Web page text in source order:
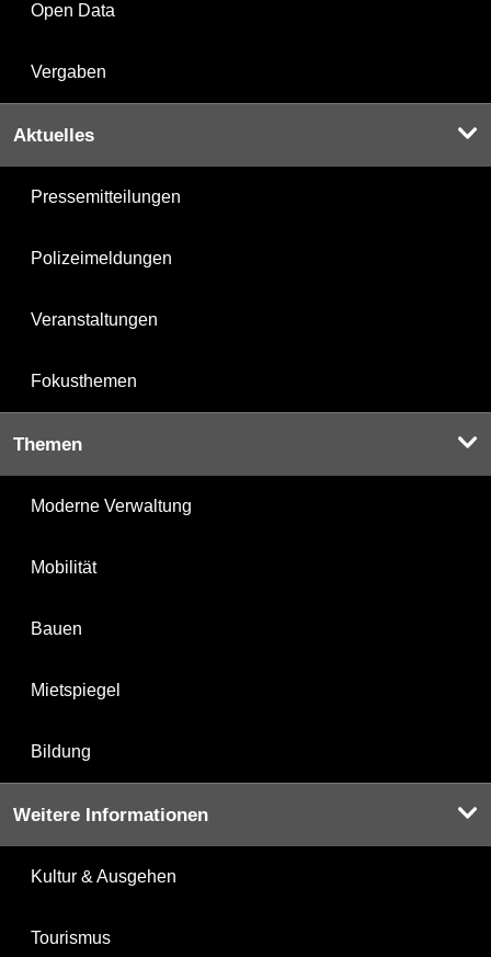
Open Data
Vergaben
Aktuelles
Pressemitteilungen
Polizeimeldungen
Veranstaltungen
Fokusthemen
Themen
Moderne Verwaltung
Mobilität
Bauen
Mietspiegel
Bildung
Weitere Informationen
Kultur & Ausgehen
Tourismus